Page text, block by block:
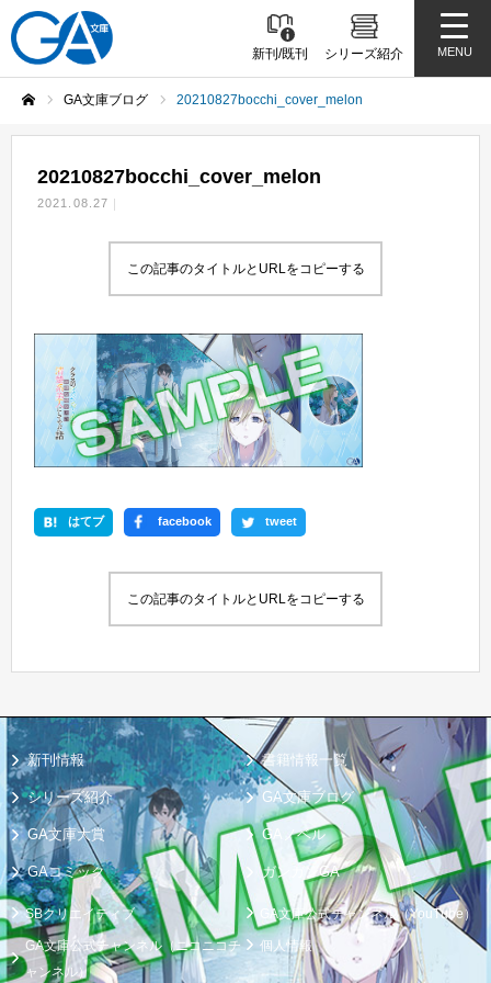
新刊/既刊 シリーズ紹介 MENU
GA文庫ブログ 20210827bocchi_cover_melon
20210827bocchi_cover_melon
2021.08.27
この記事のタイトルとURLをコピーする
はてブ facebook tweet
この記事のタイトルとURLをコピーする
新刊情報 書籍情報一覧
シリーズ紹介 GA文庫ブログ
GA文庫大賞 GAノベル
GAコミック ガンガンGA
SBクリエイティブ GA文庫公式チャンネル（YouTube）
GA文庫公式チャンネル（ニコニコチ
ャンネル）
個人情報